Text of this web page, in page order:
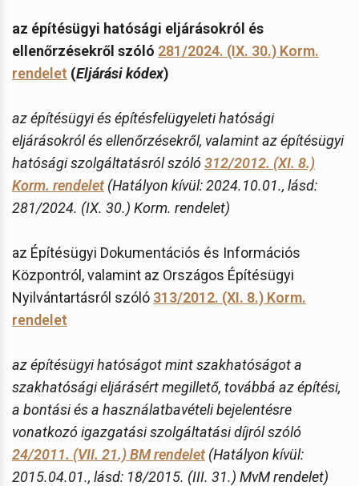
az építésügyi hatósági eljárásokról és
ellenőrzésekről szóló 281/2024. (IX. 30.) Korm.
rendelet (Eljárási kódex)
az építésügyi és építésfelügyeleti hatósági
eljárásokról és ellenőrzésekről, valamint az építésügyi
hatósági szolgáltatásról szóló312/2012. (XI. 8.)
Korm. rendelet (Hatályon kívül: 2024.10.01., lásd:
281/2024. (IX. 30.) Korm. rendelet)
az Építésügyi Dokumentációs és Információs
Központról, valamint az Országos Építésügyi
Nyilvántartásról szóló 313/2012. (XI. 8.) Korm.
rendelet
az építésügyi hatóságot mint szakhatóságot a
szakhatósági eljárásért megillető, továbbá az építési,
a bontási és a használatbavételi bejelentésre
vonatkozó igazgatási szolgáltatási díjról szóló
24/2011. (VII. 21.) BM rendelet (Hatályon kívül:
2015.04.01., lásd: 18/2015. (III. 31.) MvM rendelet)